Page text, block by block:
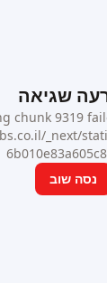
Loading chunk
https://hbs.co.il/